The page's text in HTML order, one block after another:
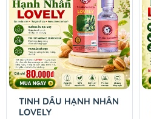
TINH DẦU HẠNH NHÂN
LOVELY